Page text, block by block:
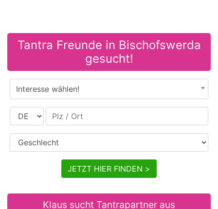
Tantra Freunde in Bischofswerda
gesucht!
Interesse wählen!
Land Plz / Ort
Geschlecht
JETZT HIER FINDEN >
Klaus sucht Tantrapartner aus